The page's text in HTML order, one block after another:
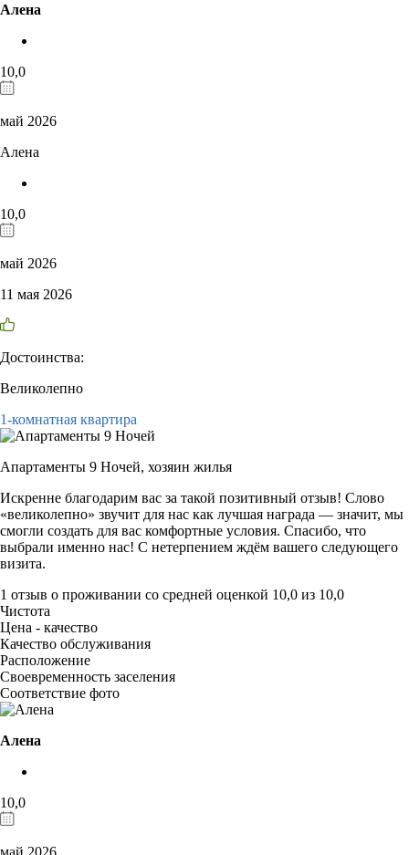
Алена
10,0
май 2026
Алена
10,0
май 2026
11 мая 2026
Достоинства:
Великолепно
1-комнатная квартира
Апартаменты 9 Ночей, хозяин жилья
Искренне благодарим вас за такой позитивный отзыв! Слово
«великолепно» звучит для нас как лучшая награда — значит, мы
смогли создать для вас комфортные условия. Спасибо, что
выбрали именно нас! С нетерпением ждём вашего следующего
визита.
1 отзыв о проживании со средней оценкой 10,0 из 10,0
Чистота
Цена - качество
Качество обслуживания
Расположение
Своевременность заселения
Соответствие фото
Алена
10,0
май 2026